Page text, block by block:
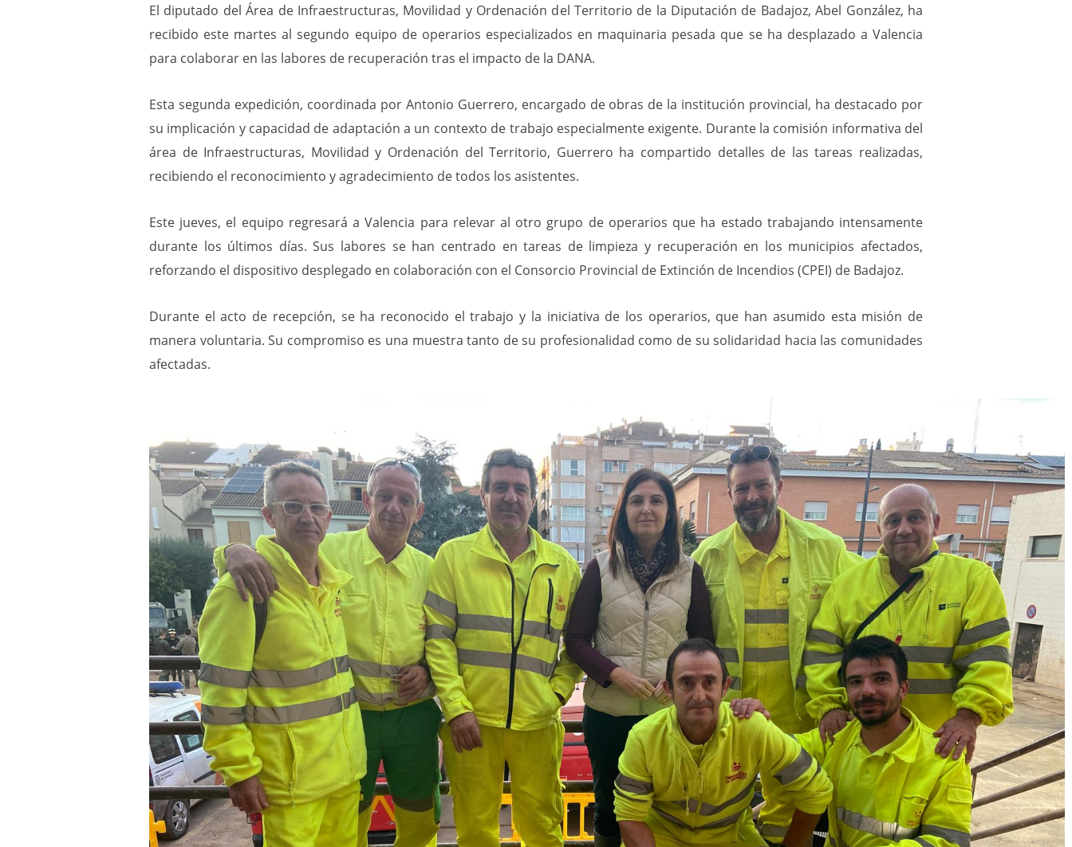
El diputado del Área de Infraestructuras, Movilidad y Ordenación del Territorio de la Diputación de Badajoz, Abel González, ha
recibido este martes al segundo equipo de operarios especializados en maquinaria pesada que se ha desplazado a Valencia
para colaborar en las labores de recuperación tras el impacto de la DANA.
Esta segunda expedición, coordinada por Antonio Guerrero, encargado de obras de la institución provincial, ha destacado por
su implicación y capacidad de adaptación a un contexto de trabajo especialmente exigente. Durante la comisión informativa del
área de Infraestructuras, Movilidad y Ordenación del Territorio, Guerrero ha compartido detalles de las tareas realizadas,
recibiendo el reconocimiento y agradecimiento de todos los asistentes.
Este jueves, el equipo regresará a Valencia para relevar al otro grupo de operarios que ha estado trabajando intensamente
durante los últimos días. Sus labores se han centrado en tareas de limpieza y recuperación en los municipios afectados,
reforzando el dispositivo desplegado en colaboración con el Consorcio Provincial de Extinción de Incendios (CPEI) de Badajoz.
Durante el acto de recepción, se ha reconocido el trabajo y la iniciativa de los operarios, que han asumido esta misión de
manera voluntaria. Su compromiso es una muestra tanto de su profesionalidad como de su solidaridad hacia las comunidades
afectadas.